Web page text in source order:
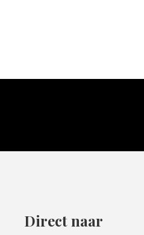
Direct naar